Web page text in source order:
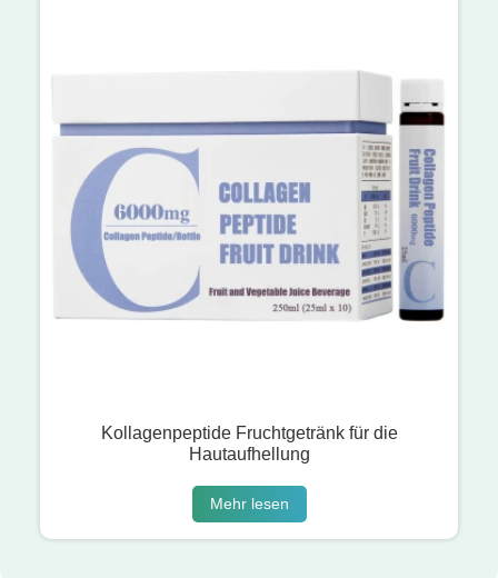
Kollagenpeptide Fruchtgetränk für die
Hautaufhellung
Mehr lesen